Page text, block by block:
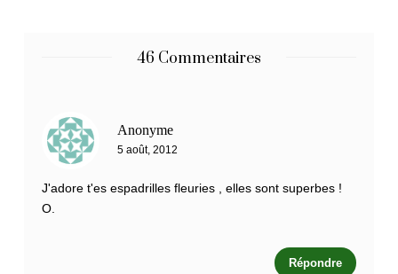
46 Commentaires
Anonyme
5 août, 2012
J'adore t'es espadrilles fleuries , elles sont superbes !
O.
Répondre